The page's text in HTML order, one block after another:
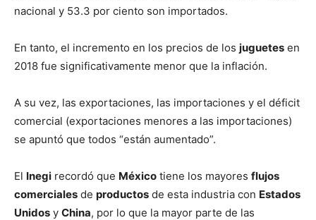
nacional y 53.3 por ciento son importados.
En tanto, el incremento en los precios de los juguetes en
2018 fue significativamente menor que la inflación.
A su vez, las exportaciones, las importaciones y el déficit
comercial (exportaciones menores a las importaciones)
se apuntó que todos “están aumentado”.
El Inegi recordó que México tiene los mayores flujos
comerciales de productos de esta industria con Estados
Unidos y China, por lo que la mayor parte de las